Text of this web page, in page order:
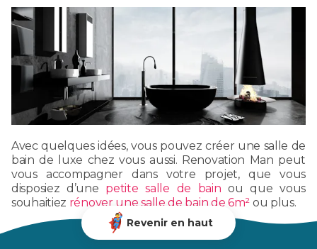
Avec quelques idées, vous pouvez créer une salle de
bain de luxe chez vous aussi. Renovation Man peut
vous accompagner dans votre projet, que vous
disposiez d’une petite salle de bain ou que vous
souhaitiez rénover une salle de bain de 6m² ou plus.
Revenir en haut